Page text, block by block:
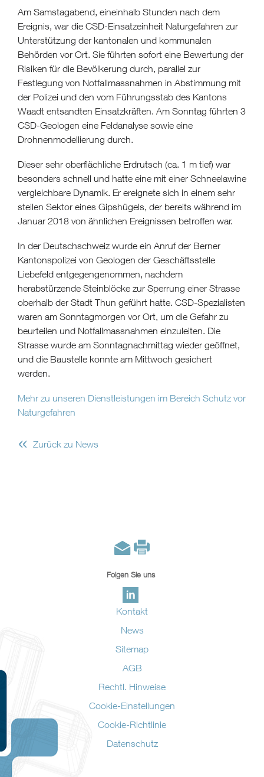
Am Samstagabend, eineinhalb Stunden nach dem
Ereignis, war die CSD-Einsatzeinheit Naturgefahren zur
Unterstützung der kantonalen und kommunalen
Behörden vor Ort. Sie führten sofort eine Bewertung der
Risiken für die Bevölkerung durch, parallel zur
Festlegung von Notfallmassnahmen in Abstimmung mit
der Polizei und den vom Führungsstab des Kantons
Waadt entsandten Einsatzkräften. Am Sonntag führten 3
CSD-Geologen eine Feldanalyse sowie eine
Drohnenmodellierung durch.
Dieser sehr oberflächliche Erdrutsch (ca. 1 m tief) war
besonders schnell und hatte eine mit einer Schneelawine
vergleichbare Dynamik. Er ereignete sich in einem sehr
steilen Sektor eines Gipshügels, der bereits während im
Januar 2018 von ähnlichen Ereignissen betroffen war.
In der Deutschschweiz wurde ein Anruf der Berner
Kantonspolizei von Geologen der Geschäftsstelle
Liebefeld entgegengenommen, nachdem
herabstürzende Steinblöcke zur Sperrung einer Strasse
oberhalb der Stadt Thun geführt hatte. CSD-Spezialisten
waren am Sonntagmorgen vor Ort, um die Gefahr zu
beurteilen und Notfallmassnahmen einzuleiten. Die
Strasse wurde am Sonntagnachmittag wieder geöffnet,
und die Baustelle konnte am Mittwoch gesichert
werden.
Mehr zu unseren Dienstleistungen im Bereich Schutz vor
Naturgefahren
« Zurück zu News
Folgen Sie uns
Kontakt
News
Sitemap
AGB
Rechtl. Hinweise
Cookie-Einstellungen
Cookie-Richtlinie
Datenschutz